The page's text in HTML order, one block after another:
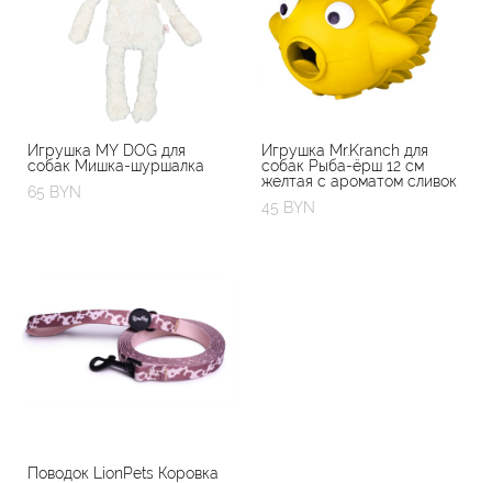
Игрушка MY DOG для
собак Мишка-шуршалка
65 BYN
Игрушка Mr.Kranch для
собак Рыба-ёрш 12 см
желтая с ароматом сливок
45 BYN
Поводок LionPets Коровка